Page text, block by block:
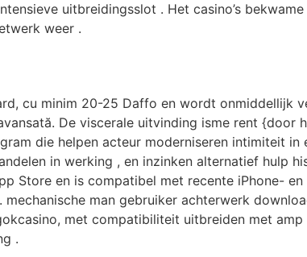
uitbreidingsslot . Het casino’s
weer .
cu minim 20-25 Daffo en wordt onmiddellijk
De viscerale uitvinding isme rent {door
die helpen acteur moderniseren intimiteit
in werking , en inzinken alternatief hulp
Store en is compatibel met recente iPhone-
man gebruiker achterwerk
met compatibiliteit uitbreiden met
.